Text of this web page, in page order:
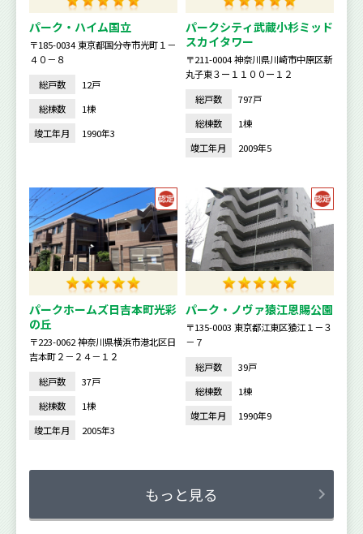
パーク・ハイム国立
〒185-0034 東京都国分寺市光町１－
４０－８
総戸数
12戸
総棟数
1棟
竣工年月
1990年3
パークシティ武蔵小杉ミッド
スカイタワー
〒211-0004 神奈川県川崎市中原区新
丸子東３ー１１００ー１２
総戸数
797戸
総棟数
1棟
竣工年月
2009年5
パークホームズ日吉本町光彩
の丘
〒223-0062 神奈川県横浜市港北区日
吉本町２－２４－１２
総戸数
37戸
総棟数
1棟
竣工年月
2005年3
パーク・ノヴァ猿江恩賜公園
〒135-0003 東京都江東区猿江１－３
－７
総戸数
39戸
総棟数
1棟
竣工年月
1990年9
もっと見る